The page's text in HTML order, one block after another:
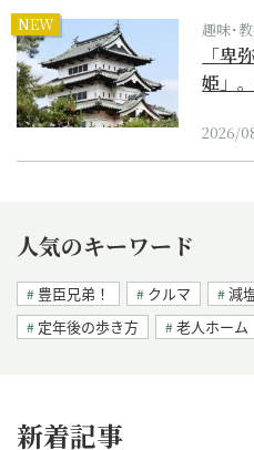
NEW 趣味･
「卑
姫」
2026/
人気のキーワード
豊臣兄弟！ クルマ 減
定年後の歩き方
老人ホーム
新着記事